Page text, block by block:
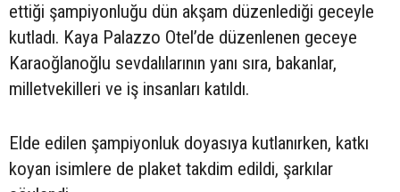
ettiği şampiyonluğu dün akşam düzenlediği geceyle
kutladı. Kaya Palazzo Otel’de düzenlenen geceye
Karaoğlanoğlu sevdalılarının yanı sıra, bakanlar,
milletvekilleri ve iş insanları katıldı.
Elde edilen şampiyonluk doyasıya kutlanırken, katkı
koyan isimlere de plaket takdim edildi, şarkılar